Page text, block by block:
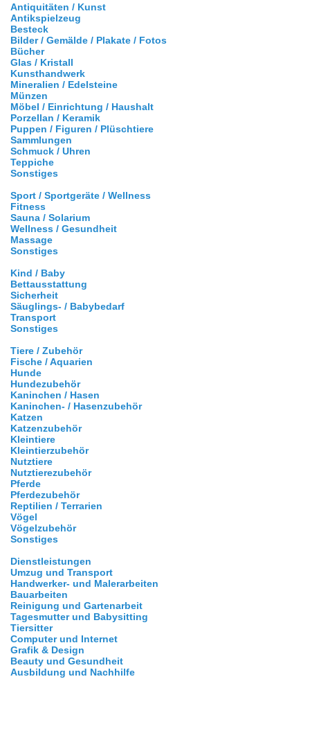
Antiquitäten / Kunst
Antikspielzeug
Besteck
Bilder / Gemälde / Plakate / Fotos
Bücher
Glas / Kristall
Kunsthandwerk
Mineralien / Edelsteine
Münzen
Möbel / Einrichtung / Haushalt
Porzellan / Keramik
Puppen / Figuren / Plüschtiere
Sammlungen
Schmuck / Uhren
Teppiche
Sonstiges
Sport / Sportgeräte / Wellness
Fitness
Sauna / Solarium
Wellness / Gesundheit
Massage
Sonstiges
Kind / Baby
Bettausstattung
Sicherheit
Säuglings- / Babybedarf
Transport
Sonstiges
Tiere / Zubehör
Fische / Aquarien
Hunde
Hundezubehör
Kaninchen / Hasen
Kaninchen- / Hasenzubehör
Katzen
Katzenzubehör
Kleintiere
Kleintierzubehör
Nutztiere
Nutztierezubehör
Pferde
Pferdezubehör
Reptilien / Terrarien
Vögel
Vögelzubehör
Sonstiges
Dienstleistungen
Umzug und Transport
Handwerker- und Malerarbeiten
Bauarbeiten
Reinigung und Gartenarbeit
Tagesmutter und Babysitting
Tiersitter
Computer und Internet
Grafik & Design
Beauty und Gesundheit
Ausbildung und Nachhilfe